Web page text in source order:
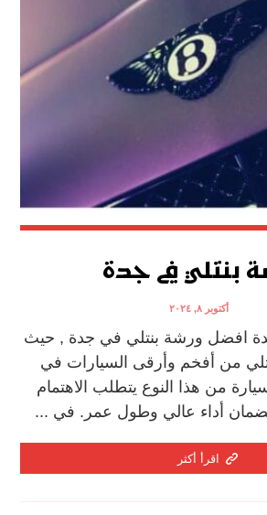
بنتلي في جدة
أكتوبر ٨, ٢٠٢٤
افضل ورشة بنتلي في جدة , حيث
من أفخم وأرقى السيارات في
سيارة من هذا النوع يتطلب الاهتمام
لضمان أداء عالي وطول عمر. في ...
اقرأ أكثر